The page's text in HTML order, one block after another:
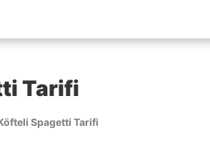
Tarifi
Spagetti Tarifi